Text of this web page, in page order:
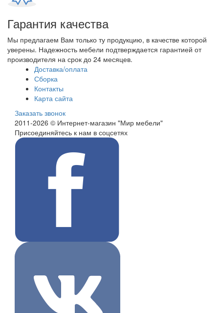
Гарантия качества
Мы предлагаем Вам только ту продукцию, в качестве которой
уверены. Надежность мебели подтверждается гарантией от
производителя на срок до 24 месяцев.
Доставка/оплата
Сборка
Контакты
Карта сайта
Заказать звонок
2011-2026 © Интернет-магазин "Мир мебели"
Присоединяйтесь к нам в соцсетях